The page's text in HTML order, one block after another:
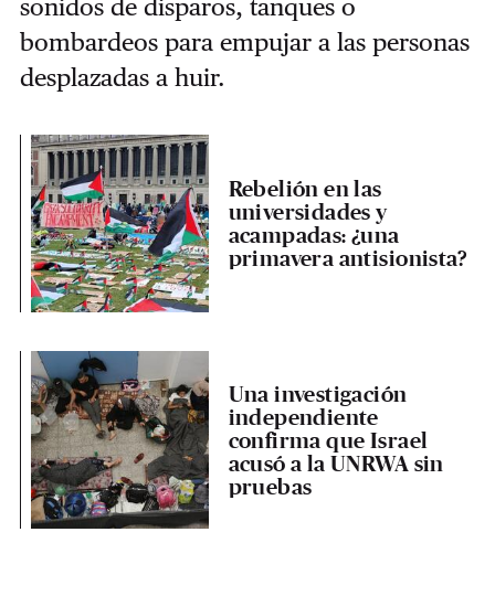
sonidos de disparos, tanques o
bombardeos para empujar a las personas
desplazadas a huir.
Rebelión en las
universidades y
acampadas: ¿una
primavera antisionista?
Una investigación
independiente
confirma que Israel
acusó a la UNRWA sin
pruebas